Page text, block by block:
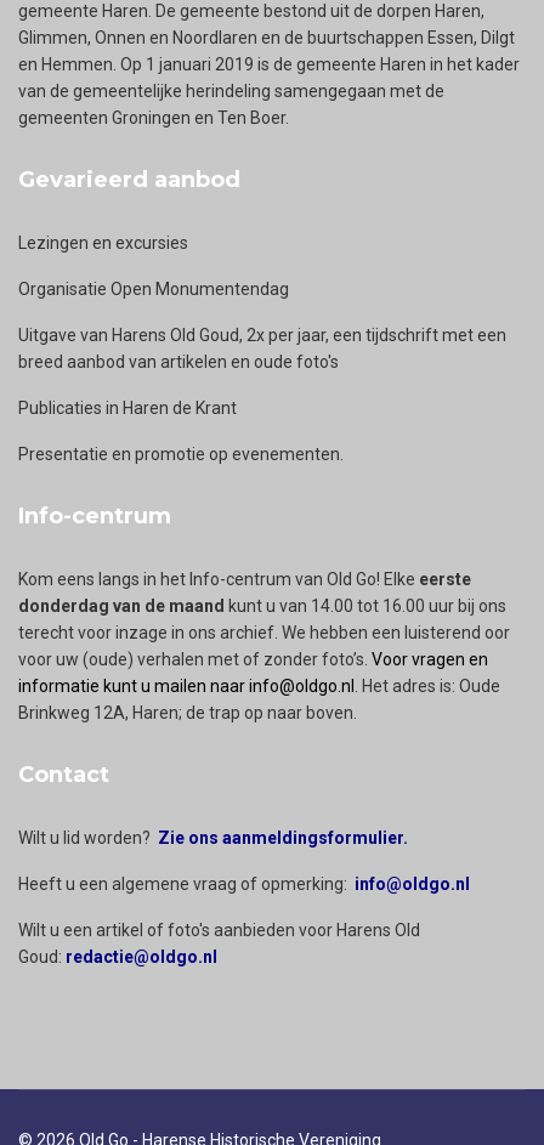
gemeente Haren. De gemeente bestond uit de dorpen Haren,
Glimmen, Onnen en Noordlaren en de buurtschappen Essen, Dilgt
en Hemmen. Op 1 januari 2019 is de gemeente Haren in het kader
van de gemeentelijke herindeling samengegaan met de
gemeenten Groningen en Ten Boer.
Gevarieerd aanbod
Lezingen en excursies
Organisatie Open Monumentendag
Uitgave van Harens Old Goud, 2x per jaar, een tijdschrift met een
breed aanbod van artikelen en oude foto's
Publicaties in Haren de Krant
Presentatie en promotie op evenementen.
Info-centrum
Kom eens langs in het Info-centrum van Old Go! Elke eerste
donderdag van de maand kunt u van 14.00 tot 16.00 uur bij ons
terecht voor inzage in ons archief. We hebben een luisterend oor
voor uw (oude) verhalen met of zonder foto’s. Voor vragen en
informatie kunt u mailen naar info@oldgo.nl
. Het adres is: Oude
Brinkweg 12A, Haren; de trap op naar boven.
Contact
Wilt u lid worden? Zie ons aanmeldingsformulier.
Heeft u een algemene vraag of opmerking: info@oldgo.nl
Wilt u een artikel of foto's aanbieden voor Harens Old
Goud: redactie@oldgo.nl
© 2026 Old Go - Harense Historische Vereniging